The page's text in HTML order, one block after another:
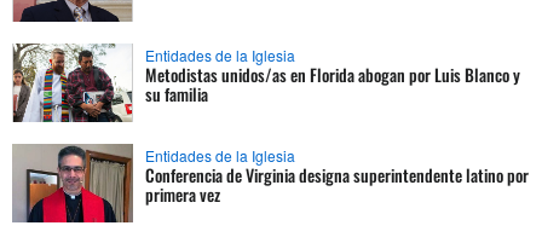
Entidades de la Iglesia
Metodistas unidos/as en Florida abogan por Luis Blanco y
su familia
Entidades de la Iglesia
Conferencia de Virginia designa superintendente latino por
primera vez